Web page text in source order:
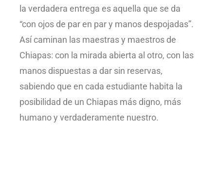
la verdadera entrega es aquella que se da
“con ojos de par en par y manos despojadas”.
Así caminan las maestras y maestros de
Chiapas: con la mirada abierta al otro, con las
manos dispuestas a dar sin reservas,
sabiendo que en cada estudiante habita la
posibilidad de un Chiapas más digno, más
humano y verdaderamente nuestro.